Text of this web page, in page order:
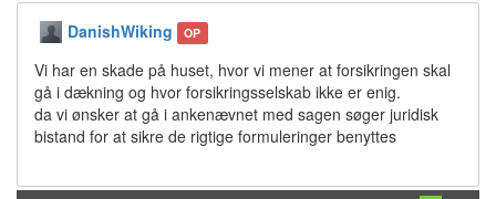
DanishWiking OP
Vi har en skade på huset, hvor vi mener at forsikringen skal
gå i dækning og hvor forsikringsselskab ikke er enig.
da vi ønsker at gå i ankenævnet med sagen søger juridisk
bistand for at sikre de rigtige formuleringer benyttes